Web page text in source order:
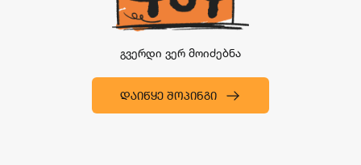
გვერდი ვერ მოიძებნა
ᲓᲐᲘᲬᲧᲔ ᲨᲝᲞᲘᲜᲒᲘ